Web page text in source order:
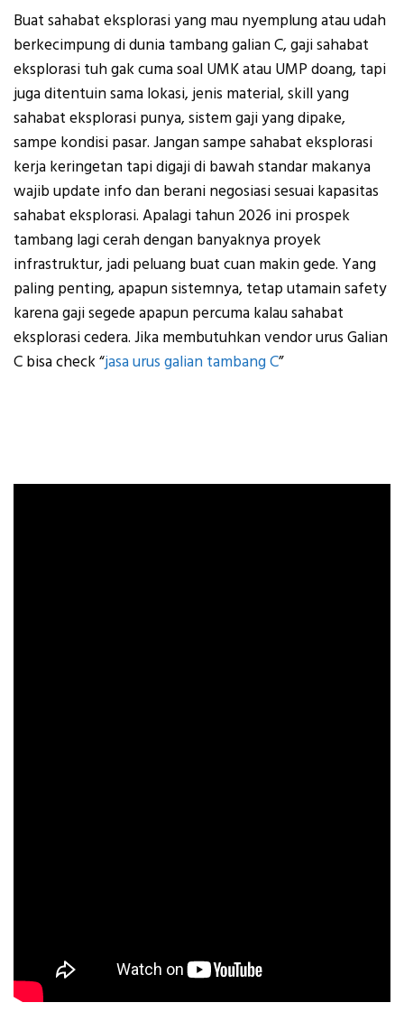
Buat sahabat eksplorasi yang mau nyemplung atau udah
berkecimpung di dunia tambang galian C, gaji sahabat
eksplorasi tuh gak cuma soal UMK atau UMP doang, tapi
juga ditentuin sama lokasi, jenis material, skill yang
sahabat eksplorasi punya, sistem gaji yang dipake,
sampe kondisi pasar. Jangan sampe sahabat eksplorasi
kerja keringetan tapi digaji di bawah standar makanya
wajib update info dan berani negosiasi sesuai kapasitas
sahabat eksplorasi. Apalagi tahun 2026 ini prospek
tambang lagi cerah dengan banyaknya proyek
infrastruktur, jadi peluang buat cuan makin gede. Yang
paling penting, apapun sistemnya, tetap utamain safety
karena gaji segede apapun percuma kalau sahabat
eksplorasi cedera. Jika membutuhkan vendor urus Galian
C bisa check “jasa urus galian tambang C”